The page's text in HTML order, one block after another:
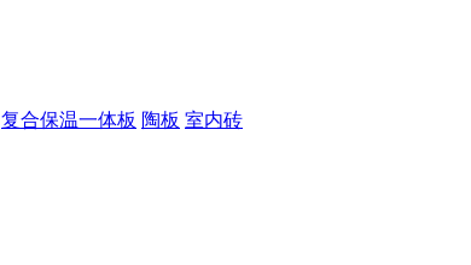
复合保温一体板 陶板 室内砖